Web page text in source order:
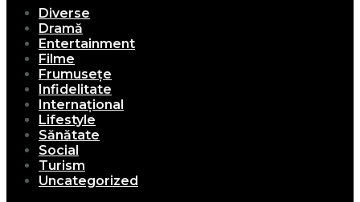
Diverse
Dramă
Entertainment
Filme
Frumusețe
Infidelitate
Internațional
Lifestyle
Sănătate
Social
Turism
Uncategorized